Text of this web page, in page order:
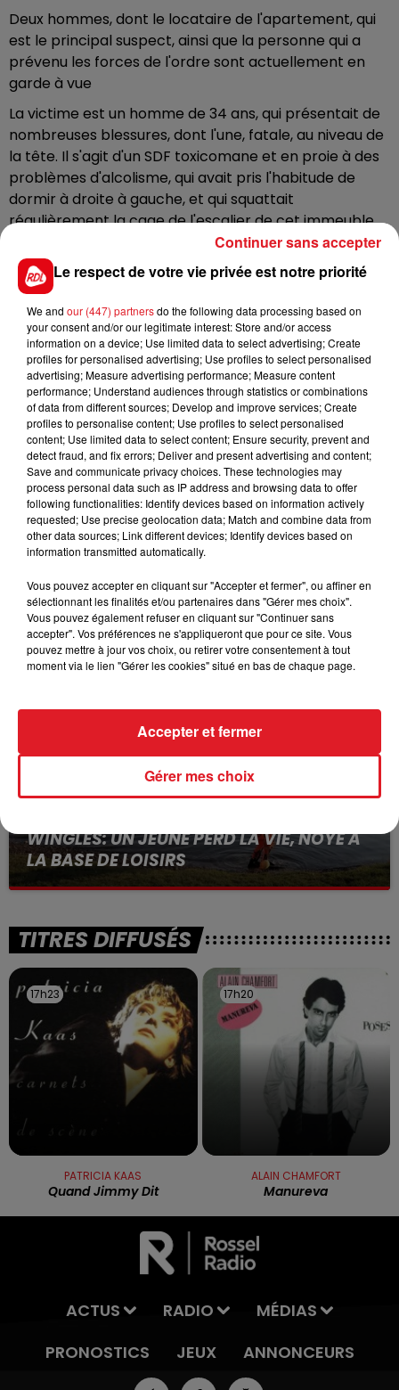
Deux hommes, dont le locataire de l'apartement, qui
est le principal suspect, ainsi que la personne qui a
prévenu les forces de l'ordre sont actuellement en
garde à vue
La victime est un homme de 34 ans, qui présentait de
nombreuses blessures, dont l'une, fatale, au niveau de
la tête. Il s'agit d'un SDF toxicomane et en proie à des
problèmes d'alcolisme, qui avait pris l'habitude de
dormir à droite à gauche, et qui squattait
régulièrement la cage de l'escalier de cet immeuble.
Le décès remonterait à deux ou trois jours.
L'enquête se poursuit actuellement, pour déterminer
les circonstances de ce drame, mais la thèse d'une
rixe sur fond d'alcool pourrait s'affiner, selon certains
éléments de l'enquête, qui ne fait que commencer.
FIL D'ACTUS
15 juillet 2026
BÉTHUNE: ENQUÊTE POUR HOMICIDE
VOLONTAIRE EN COURS, APRÈS LA...
Selon les premiers éléments, le logement servait
WINGLES: UN JEUNE PERD LA VIE, NOYÉ À
LA BASE DE LOISIRS
La victime a coulé à pic
TITRES DIFFUSÉS
17h23
17h23
PATRICIA KAAS
Quand Jimmy Dit
17h20
17h20
ALAIN CHAMFORT
Manureva
ACTUS RADIO
MÉDIAS
PRONOSTICS
JEUX ANNONCEURS
Le respect de votre vie privée est notre priorité
We and our (447) partnersdo the following data processing based on
your consent and/or our legitimate interest: Store and/or access
information on a device; Use limited data to select advertising; Create
profiles for personalised advertising; Use profiles to select personalised
advertising; Measure advertising performance; Measure content
performance; Understand audiences through statistics or combinations
of data from different sources; Develop and improve services; Create
profiles to personalise content; Use profiles to select personalised
content; Use limited data to select content; Ensure security, prevent and
detect fraud, and fix errors; Deliver and present advertising and content;
Save and communicate privacy choices. These technologies may
process personal data such as IP address and browsing data to offer
following functionalities: Identify devices based on information actively
requested; Use precise geolocation data; Match and combine data from
other data sources; Link different devices; Identify devices based on
information transmitted automatically.
Vous pouvez accepter en cliquant sur "Accepter et fermer", ou affiner en
sélectionnant les finalités et/ou partenaires dans "Gérer mes choix".
Vous pouvez également refuser en cliquant sur "Continuer sans
accepter". Vos préférences ne s'appliqueront que pour ce site. Vous
pouvez mettre à jour vos choix, ou retirer votre consentement à tout
moment via le lien "Gérer les cookies" situé en bas de chaque page.
Gérer mes choix
Accepter et fermer
Continuer sans accepter